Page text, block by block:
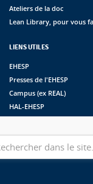
Ateliers de la doc
Lean Library, pour vous
LIENS UTILES
EHESP
Presses de l'EHESP
Campus (ex REAL)
HAL-EHESP
Suivez les